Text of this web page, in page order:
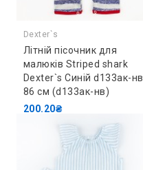
Dexter`s
Літній пісочник для
малюків Striped shark
Dexter`s Синій d133ак-нв
86 см (d133ак-нв)
200.20₴